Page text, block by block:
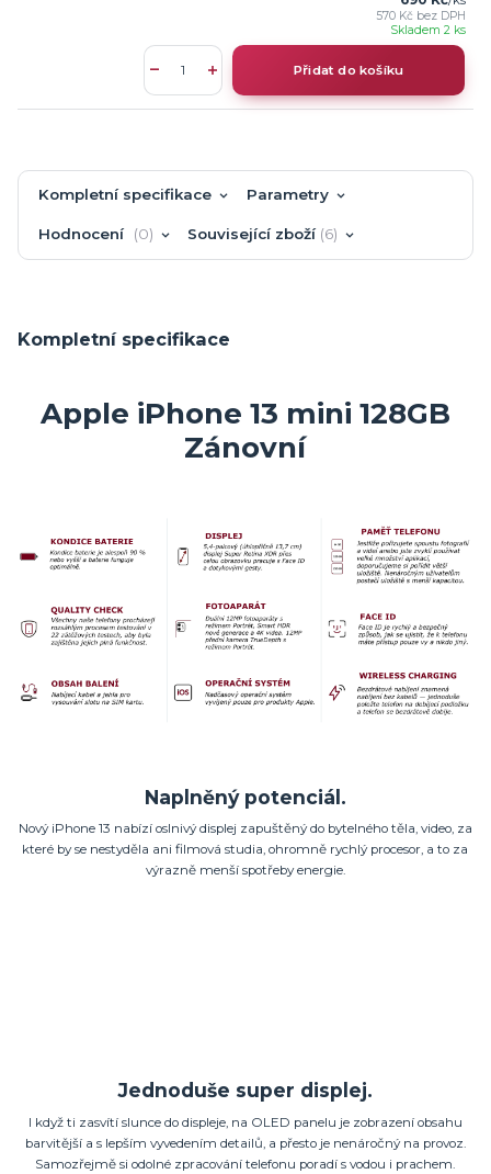
570 Kč bez DPH
Skladem 2 ks
Přidat do košíku
Kompletní specifikace Parametry
Hodnocení 0 Související zboží 6
Kompletní specifikace
Apple iPhone 13 mini 128GB
Zánovní
Naplněný potenciál.
Nový iPhone 13 nabízí oslnivý displej zapuštěný do bytelného těla, video, za
které by se nestyděla ani filmová studia, ohromně rychlý procesor, a to za
výrazně menší spotřeby energie.
Jednoduše super displej.
I když ti zasvítí slunce do displeje, na OLED panelu je zobrazení obsahu
barvitější a s lepším vyvedením detailů, a přesto je nenáročný na provoz.
Samozřejmě si odolné zpracování telefonu poradí s vodou i prachem.